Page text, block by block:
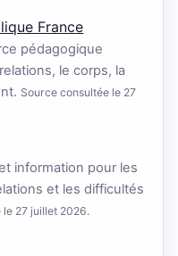
France
pédagogique
le corps, la
Source consultée le 27
information pour les
et les difficultés
le 27 juillet 2026.